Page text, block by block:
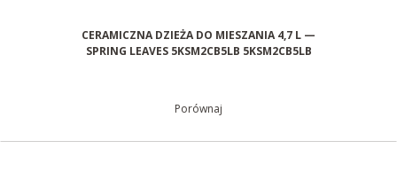
CERAMICZNA DZIEŻA DO MIESZANIA 4,7 L —
SPRING LEAVES 5KSM2CB5LB 5KSM2CB5LB
Porównaj